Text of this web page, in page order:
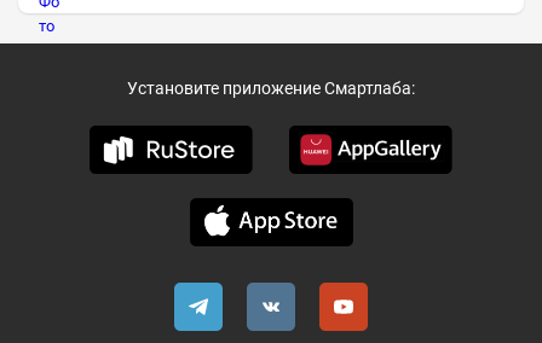
Установите приложение Смартлаба: